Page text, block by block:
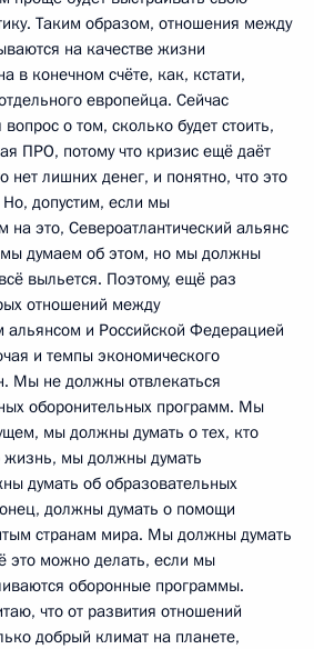
Таким образом, отношения между
на качестве жизни
в конечном счёте, как, кстати,
европейца. Сейчас
о том, сколько будет стоить,
ПРО, потому что кризис ещё даёт
нет лишних денег, и понятно, что это
допустим, если мы
на это, Североатлантический альянс
думаем об этом, но мы должны
выльется. Поэтому, ещё раз
отношений между
альянсом и Российской Федерацией
и темпы экономического
Мы не должны отвлекаться
оборонительных программ. Мы
мы должны думать о тех, кто
жизнь, мы должны думать
думать об образовательных
должны думать о помощи
странам мира. Мы должны думать
это можно делать, если мы
оборонные программы.
что от развития отношений
добрый климат на планете,